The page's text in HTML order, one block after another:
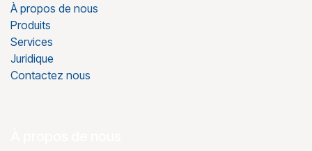
À propos de nous
Produits
Services
Juridique
Contactez nous